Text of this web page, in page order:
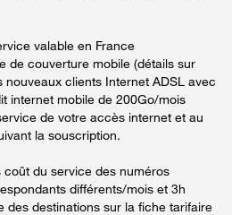
valable en France
de couverture mobile (détails sur
clients Internet ADSL avec
internet mobile de 200Go/mois
de votre accès internet et au
la souscription.
coût du service des numéros
différents/mois et 3h
des destinations sur la fiche tarifaire